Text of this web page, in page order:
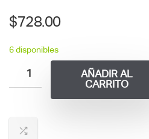
$728.00
6 disponibles
AÑADIR AL
CARRITO